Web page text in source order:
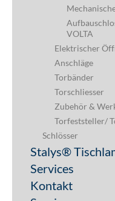
VOLTA
Elektrischer
Anschläge
Torbänder
Torschliesser
Zubehör &
Torfeststeller/
Schlösser
Stalys®
Services
Kontakt